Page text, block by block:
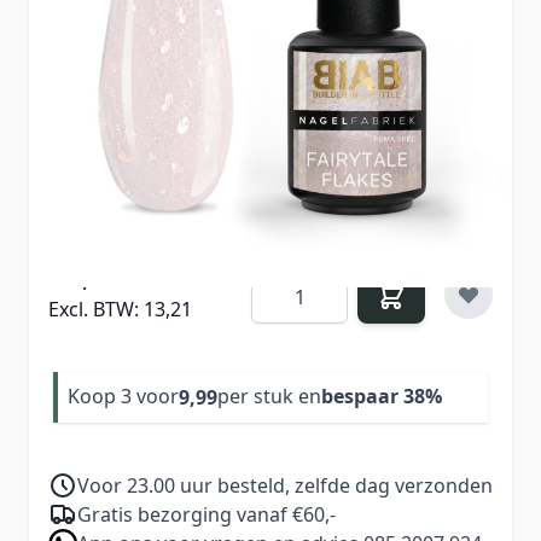
Gebruik Builder In a Bottle om de nagels te
verstevigen.
: Fairytale Flakes.
HEMA Free & TPO Free
Excl. BTW: 13,21
Aantal
Koop 3 voor9,99per stuk enbespaar38%
Voor 23.00 uur besteld, zelfde dag verzonden
Gratis bezorging vanaf €60,-